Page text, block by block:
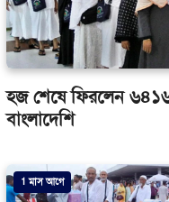
হজ শেষে ফিরলেন
বাংলাদেশি
1 মাস আগে